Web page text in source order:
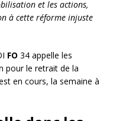
et les actions,
à cette réforme injuste
FO 34 appelle les
pour le retrait de la
en cours, la semaine à